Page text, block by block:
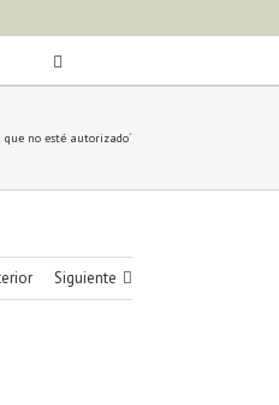
no esté autorizado´
Siguiente